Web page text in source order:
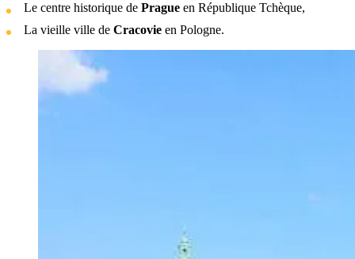
Le centre historique dePrague en République Tchèque,
La vieille ville deCracovie en Pologne.